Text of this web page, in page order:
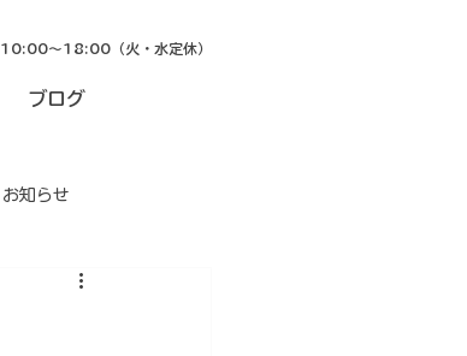
10:00～18:00（火・水定休）
ブログ
お知らせ